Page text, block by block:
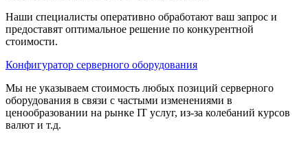
Наши специалисты оперативно обработают ваш запрос и
предоставят оптимальное решение по конкурентной
стоимости.
Конфигуратор серверного оборудования
Мы не указываем стоимость любых позиций серверного
оборудования в связи с частыми изменениями в
ценообразовании на рынке IT услуг, из-за колебаний курсов
валют и т.д.